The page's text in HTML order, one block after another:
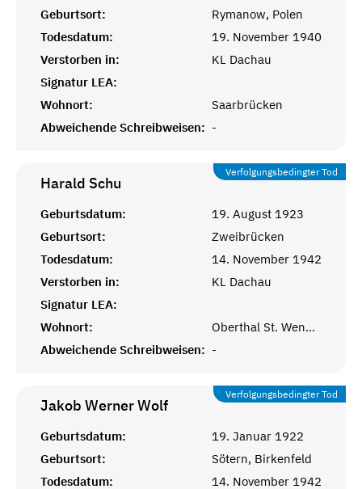
Geburtsort:
Rymanow, Polen
Todesdatum:
19. November 1940
Verstorben in:
KL Dachau
Signatur LEA:
Wohnort:
Saarbrücken
Abweichende Schreibweisen: -
Verfolgungsbedingter Tod
Harald Schu
Geburtsdatum:
19. August 1923
Geburtsort:
Zweibrücken
Todesdatum:
14. November 1942
Verstorben in:
KL Dachau
Signatur LEA:
Wohnort:
Oberthal St. Wendel
Abweichende Schreibweisen: -
Verfolgungsbedingter Tod
Jakob WernerWolf
Geburtsdatum:
19. Januar 1922
Geburtsort:
Sötern, Birkenfeld
Todesdatum:
14. November 1942